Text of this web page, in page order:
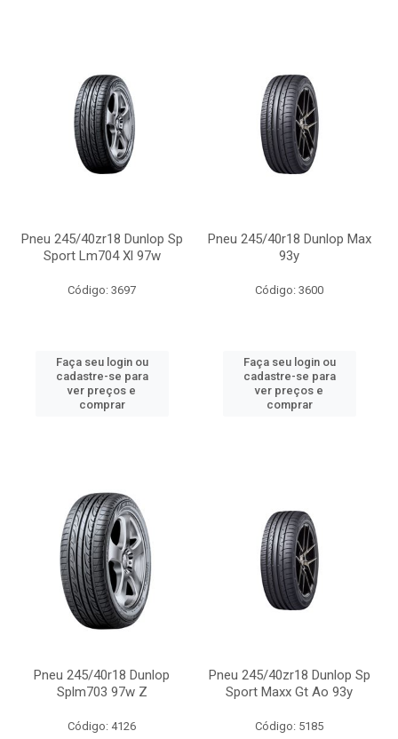
Pneu 245/40zr18 Dunlop Sp
Sport Lm704 Xl 97w
Código: 3697
Faça seu login ou
cadastre-se para
ver preços e
comprar
Pneu 245/40r18 Dunlop Max
93y
Código: 3600
Faça seu login ou
cadastre-se para
ver preços e
comprar
Pneu 245/40r18 Dunlop
Splm703 97w Z
Código: 4126
Pneu 245/40zr18 Dunlop Sp
Sport Maxx Gt Ao 93y
Código: 5185